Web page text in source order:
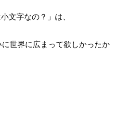
文字なの？」は、
に世界に広まって欲しかったか